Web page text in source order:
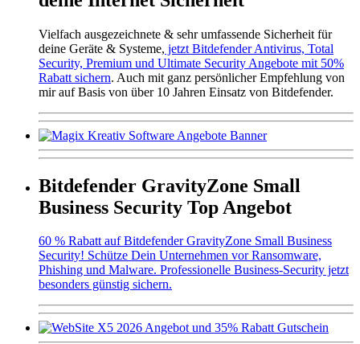
Vielfach ausgezeichnete & sehr umfassende Sicherheit für
deine Geräte & Systeme, jetzt Bitdefender Antivirus, Total
Security, Premium und Ultimate Security Angebote mit 50%
Rabatt sichern. Auch mit ganz persönlicher Empfehlung von
mir auf Basis von über 10 Jahren Einsatz von Bitdefender.
Bitdefender GravityZone Small
Business Security Top Angebot
60 % Rabatt auf Bitdefender GravityZone Small Business
Security! Schütze Dein Unternehmen vor Ransomware,
Phishing und Malware. Professionelle Business-Security jetzt
besonders günstig sichern.